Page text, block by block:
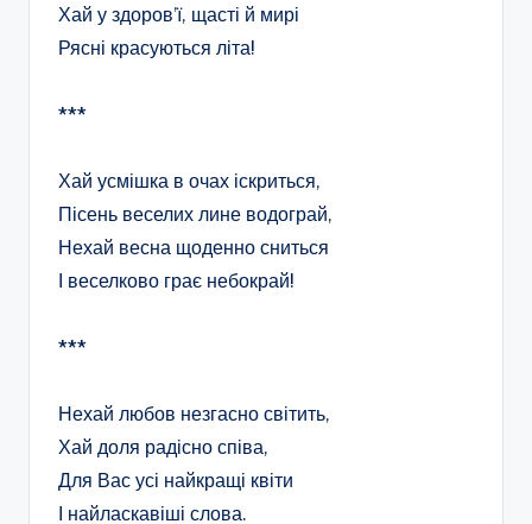
Хай у здоров’ї, щасті й мирі
Рясні красуються літа!
***
Хай усмішка в очах іскриться,
Пісень веселих лине водограй,
Нехай весна щоденно сниться
І веселково грає небокрай!
***
Нехай любов незгасно світить,
Хай доля радісно співа,
Для Вас усі найкращі квіти
І найласкавіші слова.